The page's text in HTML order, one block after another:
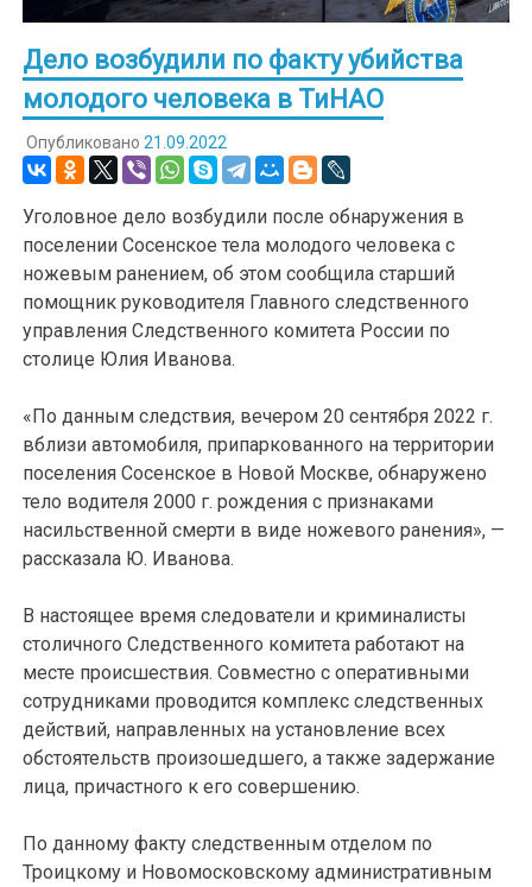
Дело возбудили по факту убийства
молодого человека в ТиНАО
Опубликовано 21.09.2022
Уголовное дело возбудили после обнаружения в
поселении Сосенское тела молодого человека с
ножевым ранением, об этом сообщила старший
помощник руководителя Главного следственного
управления Следственного комитета России по
столице Юлия Иванова.
«По данным следствия, вечером 20 сентября 2022 г.
вблизи автомобиля, припаркованного на территории
поселения Сосенское в Новой Москве, обнаружено
тело водителя 2000 г. рождения с признаками
насильственной смерти в виде ножевого ранения», —
рассказала Ю. Иванова.
В настоящее время следователи и криминалисты
столичного Следственного комитета работают на
месте происшествия. Совместно с оперативными
сотрудниками проводится комплекс следственных
действий, направленных на установление всех
обстоятельств произошедшего, а также задержание
лица, причастного к его совершению.
По данному факту следственным отделом по
Троицкому и Новомосковскому административным